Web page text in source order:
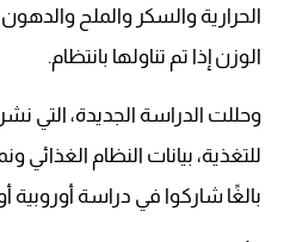
الحرارية والسكر والملح
الوزن إذا تم تناولها بانتظام.
وحللت الدراسة الجديدة، التي
بالغًا شاركوا في دراسة أوروبية